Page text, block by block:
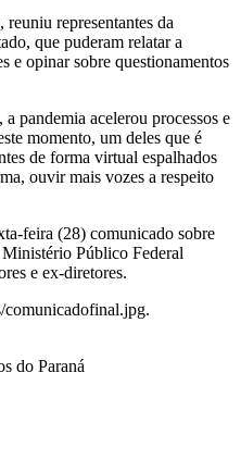
representantes da
que puderam relatar a
e opinar sobre questionamentos
pandemia acelerou processos e
momento, um deles que é
de forma virtual espalhados
ouvir mais vozes a respeito
feira (28) comunicado sobre
Público Federal
e ex-diretores.
do Paraná